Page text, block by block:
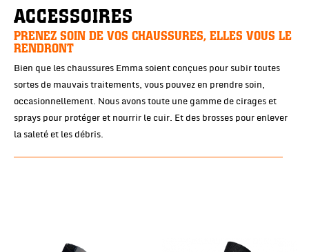
ACCESSOIRES
PRENEZ SOIN DE VOS CHAUSSURES, ELLES VOUS LE
RENDRONT
Bien que les chaussures Emma soient conçues pour subir toutes
sortes de mauvais traitements, vous pouvez en prendre soin,
occasionnellement. Nous avons toute une gamme de cirages et
sprays pour protéger et nourrir le cuir. Et des brosses pour enlever
la saleté et les débris.